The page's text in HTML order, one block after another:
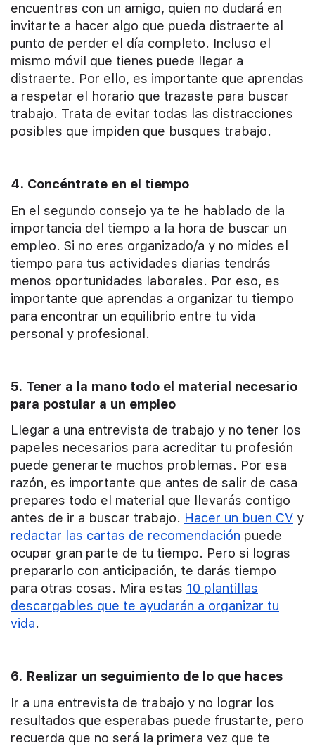
encuentras con un amigo, quien no dudará en
invitarte a hacer algo que pueda distraerte al
punto de perder el día completo. Incluso el
mismo móvil que tienes puede llegar a
distraerte. Por ello, es importante que aprendas
a respetar el horario que trazaste para buscar
trabajo. Trata de evitar todas las distracciones
posibles que impiden que busques trabajo.
4. Concéntrate en el tiempo
En el segundo consejo ya te he hablado de la
importancia del tiempo a la hora de buscar un
empleo. Si no eres organizado/a y no mides el
tiempo para tus actividades diarias tendrás
menos oportunidades laborales. Por eso, es
importante que aprendas a organizar tu tiempo
para encontrar un equilibrio entre tu vida
personal y profesional.
5. Tener a la mano todo el material necesario
para postular a un empleo
Llegar a una entrevista de trabajo y no tener los
papeles necesarios para acreditar tu profesión
puede generarte muchos problemas. Por esa
razón, es importante que antes de salir de casa
prepares todo el material que llevarás contigo
antes de ir a buscar trabajo. Hacer un buen CV y
redactar las cartas de recomendación puede
ocupar gran parte de tu tiempo. Pero si logras
prepararlo con anticipación, te darás tiempo
para otras cosas. Mira estas 10 plantillas
descargables que te ayudarán a organizar tu
vida.
6. Realizar un seguimiento de lo que haces
Ir a una entrevista de trabajo y no lograr los
resultados que esperabas puede frustarte, pero
recuerda que no será la primera vez que te